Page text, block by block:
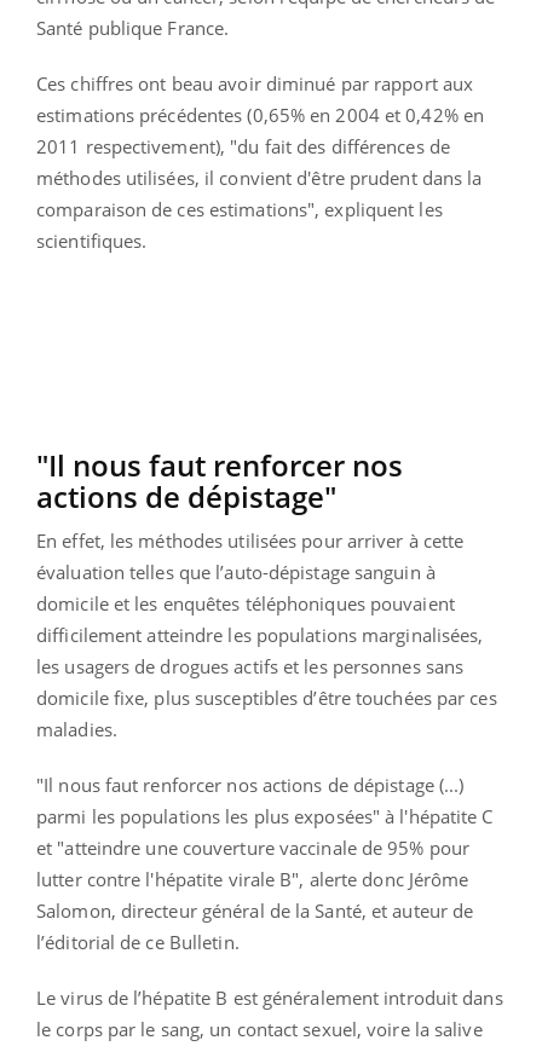
Santé publique France.
Ces chiffres ont beau avoir diminué par rapport aux
estimations précédentes (0,65% en 2004 et 0,42% en
2011 respectivement), "du fait des différences de
méthodes utilisées, il convient d'être prudent dans la
comparaison de ces estimations", expliquent les
scientifiques.
"Il nous faut renforcer nos
actions de dépistage"
En effet, les méthodes utilisées pour arriver à cette
évaluation telles que l’auto-dépistage sanguin à
domicile et les enquêtes téléphoniques pouvaient
difficilement atteindre les populations marginalisées,
les usagers de drogues actifs et les personnes sans
domicile fixe, plus susceptibles d’être touchées par ces
maladies.
"Il nous faut renforcer nos actions de dépistage (...)
parmi les populations les plus exposées" à l'hépatite C
et "atteindre une couverture vaccinale de 95% pour
lutter contre l'hépatite virale B", alerte donc Jérôme
Salomon, directeur général de la Santé, et auteur de
l’éditorial de ce Bulletin.
Le virus de l’hépatite B est généralement introduit dans
le corps par le sang, un contact sexuel, voire la salive